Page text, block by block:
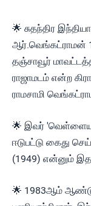
🌟 சுதந்திர
ஆர்.வெங்கட்ராமன்
தஞ்சாவூர்
ராஜாமடம் என்ற
ராமசாமி
🌟 இவர்
ஈடுபட்டு கைது
(1949) என்னும்
🌟 1983ஆம் ஆண்டு